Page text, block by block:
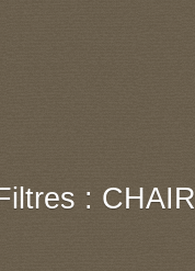
: CHAIR